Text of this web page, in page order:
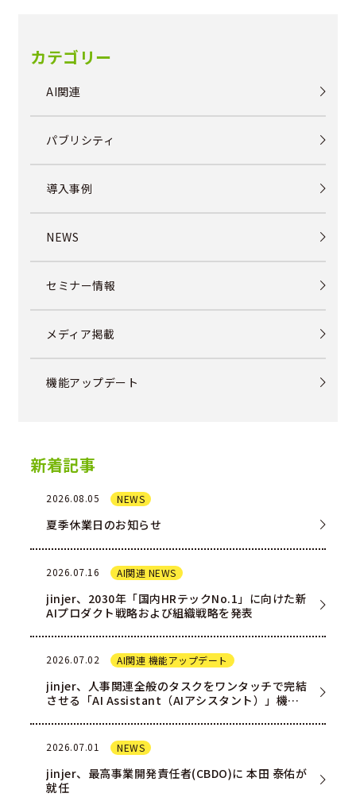
カテゴリー
AI関連
パブリシティ
導入事例
NEWS
セミナー情報
メディア掲載
機能アップデート
新着記事
2026.08.05 NEWS
夏季休業日のお知らせ
2026.07.16 AI関連 NEWS
jinjer、2030年「国内HRテックNo.1」に向けた新
AIプロダクト戦略および組織戦略を発表
2026.07.02 AI関連 機能アップデート
jinjer、人事関連全般のタスクをワンタッチで完結
させる「AI Assistant（AIアシスタント）」機能
2026.07.01 NEWS
jinjer、最高事業開発責任者(CBDO)に 本田 泰佑が
就任